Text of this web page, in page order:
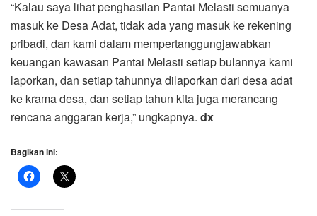
“Kalau saya lihat penghasilan Pantai Melasti semuanya
masuk ke Desa Adat, tidak ada yang masuk ke rekening
pribadi, dan kami dalam mempertanggungjawabkan
keuangan kawasan Pantai Melasti setiap bulannya kami
laporkan, dan setiap tahunnya dilaporkan dari desa adat
ke krama desa, dan setiap tahun kita juga merancang
rencana anggaran kerja,” ungkapnya. dx
Bagikan ini: